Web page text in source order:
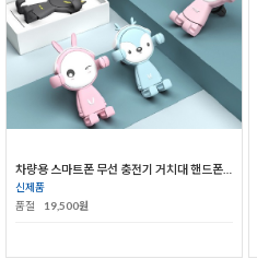
신제품
품절
19,500원